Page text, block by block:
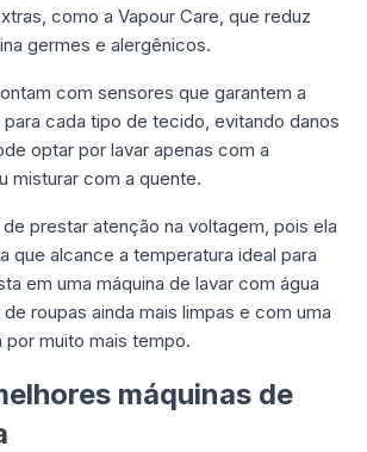
como a Vapour Care, que reduz
germes e alergênicos.
com sensores que garantem a
cada tipo de tecido, evitando danos
optar por lavar apenas com a
misturar com a quente.
prestar atenção na voltagem, pois ela
que alcance a temperatura ideal para
em uma máquina de lavar com água
roupas ainda mais limpas e com uma
por muito mais tempo.
máquinas de